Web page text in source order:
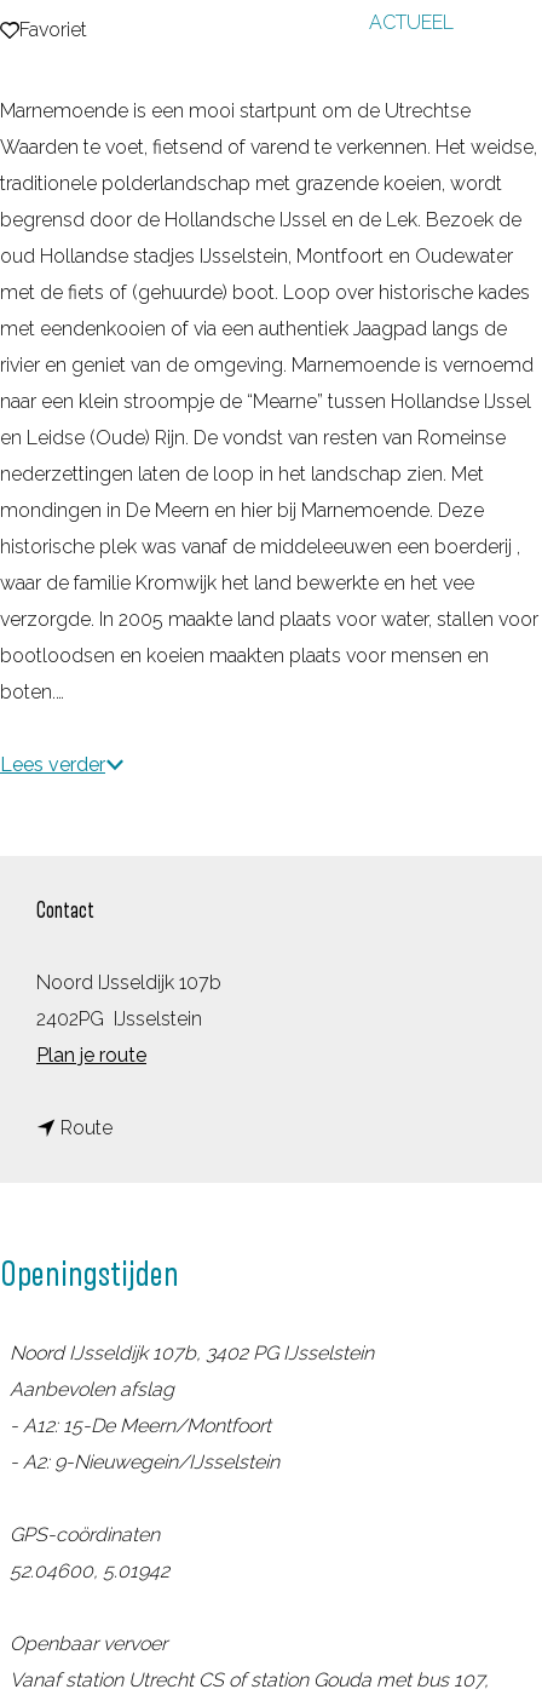
g
ACTUEEL
Favoriet
Favoriet
Marnemoende is een mooi startpunt om de Utrechtse
Waarden te voet, fietsend of varend te verkennen. Het weidse,
traditionele polderlandschap met grazende koeien, wordt
begrensd door de Hollandsche IJssel en de Lek. Bezoek de
oud Hollandse stadjes IJsselstein, Montfoort en Oudewater
met de fiets of (gehuurde) boot. Loop over historische kades
met eendenkooien of via een authentiek Jaagpad langs de
rivier en geniet van de omgeving. Marnemoende is vernoemd
naar een klein stroompje de “Mearne” tussen Hollandse IJssel
en Leidse (Oude) Rijn. De vondst van resten van Romeinse
nederzettingen laten de loop in het landschap zien. Met
mondingen in De Meern en hier bij Marnemoende. Deze
historische plek was vanaf de middeleeuwen een boerderij ,
waar de familie Kromwijk het land bewerkte en het vee
verzorgde. In 2005 maakte land plaats voor water, stallen voor
bootloodsen en koeien maakten plaats voor mensen en
boten.…
Lees verder
Contact
Noord IJsseldijk 107b
2402PG IJsselstein
Plan je routen
P
a
r
n
e
o
e
d
e
Routen
T
P
M
a
r
e
m
e
n
Openingstijden
Noord IJsseldijk 107b, 3402 PG IJsselstein
Aanbevolen afslag
- A12: 15-De Meern/Montfoort
- A2: 9-Nieuwegein/IJsselstein
GPS-coördinaten
52.04600, 5.01942
Openbaar vervoer
Vanaf station Utrecht CS of station Gouda met bus 107,